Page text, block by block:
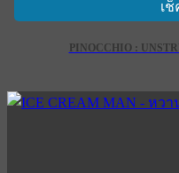
เ
PINOCCHIO :